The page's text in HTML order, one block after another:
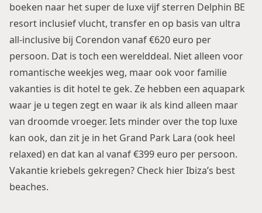
boeken naar het super de luxe vijf sterren Delphin BE
resort inclusief vlucht, transfer en op basis van ultra
all-inclusive bij Corendon vanaf €620 euro per
persoon. Dat is toch een werelddeal. Niet alleen voor
romantische weekjes weg, maar ook voor familie
vakanties is dit hotel te gek. Ze hebben een aquapark
waar je u tegen zegt en waar ik als kind alleen maar
van droomde vroeger. Iets minder over the top luxe
kan ook, dan zit je in het Grand Park Lara (ook heel
relaxed) en dat kan al vanaf €399 euro per persoon.
Vakantie kriebels gekregen? Check hierIbiza’s best
beaches.